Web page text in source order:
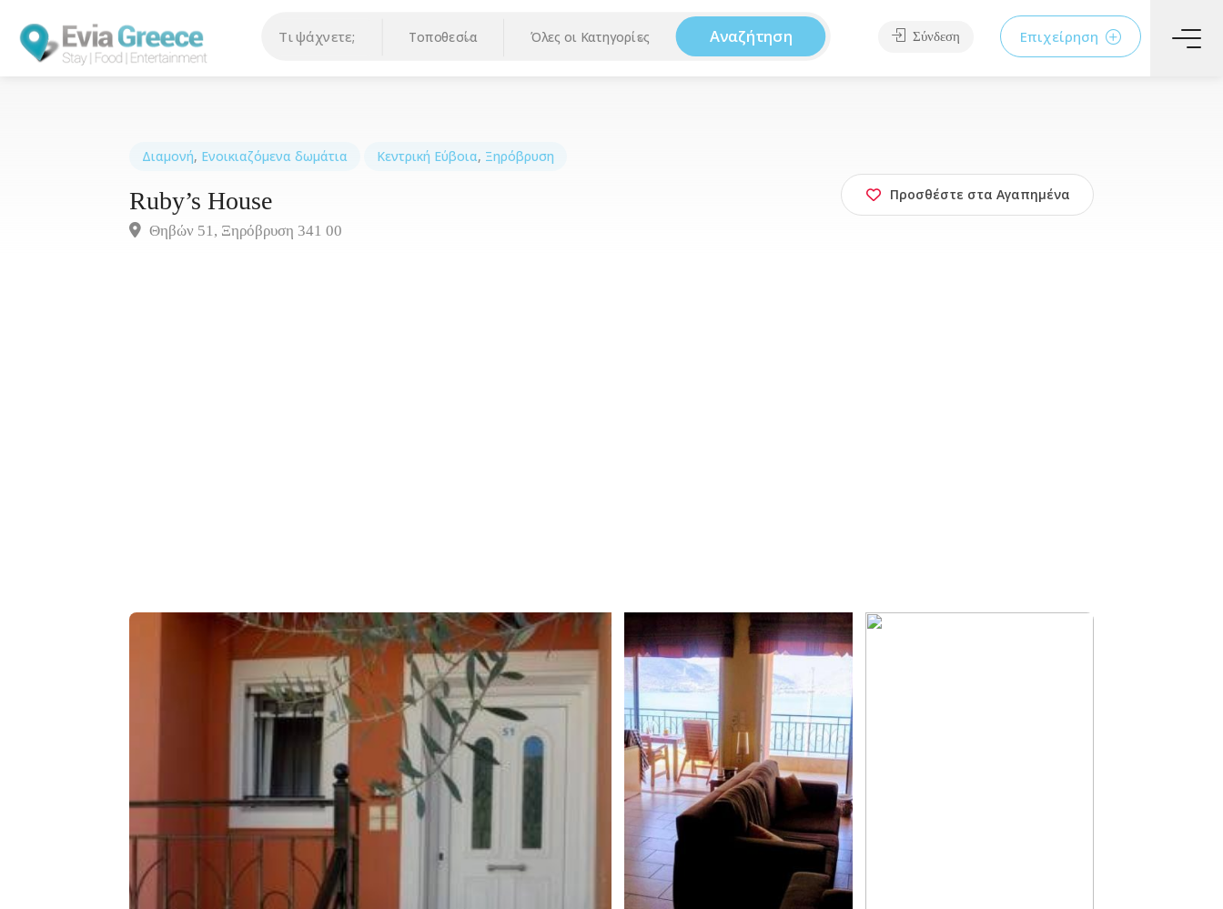
Τοποθεσία Όλες οι Κατηγορίες Αναζήτηση Σύνδεση Επιχείρηση
Διαμονή, Ενοικιαζόμενα δωμάτια Κεντρική Εύβοια, Ξηρόβρυση
Ruby’s House
Θηβών 51, Ξηρόβρυση 341 00
Προσθέστε στα Αγαπημένα